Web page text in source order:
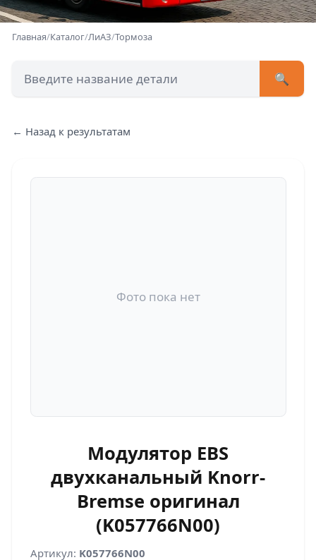
Главная/Каталог/ЛиАЗ/Тормоза
🔍
← Назад к результатам
Фото пока нет
Модулятор EBS
двухканальный Knorr-
Bremse оригинал
(K057766N00)
Артикул: K057766N00